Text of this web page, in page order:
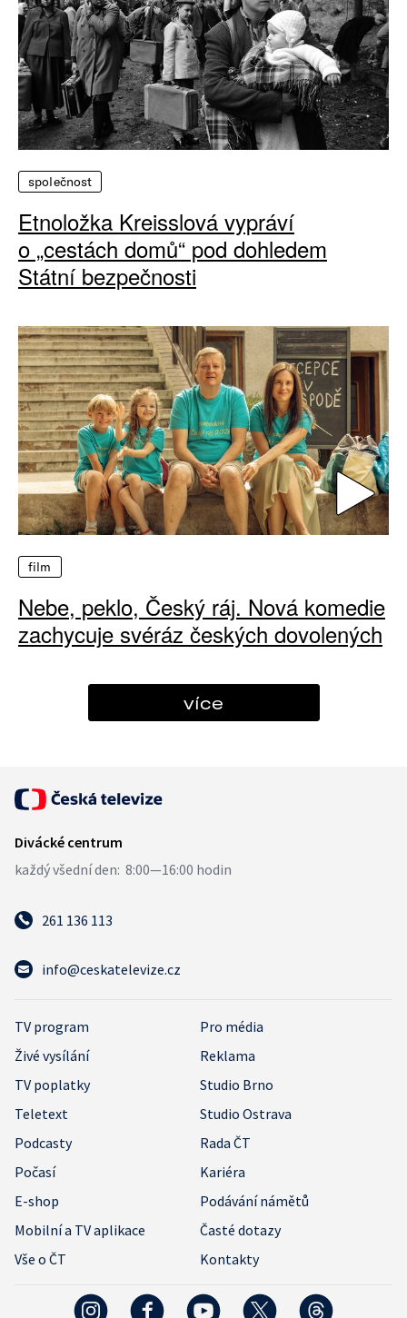
společnost
Etnoložka Kreisslová vypráví
o „cestách domů“ pod dohledem
Státní bezpečnosti
film
Nebe, peklo, Český ráj. Nová komedie
zachycuje svéráz českých dovolených
více
261 136 113
info@ceskatelevize.cz
TV program
Pro média
Živé vysílání
Reklama
TV poplatky
Studio Brno
Teletext
Studio Ostrava
Podcasty
Rada ČT
Počasí
Kariéra
E-shop
Podávání námětů
Mobilní a TV aplikace
Časté dotazy
Vše o ČT
Kontakty